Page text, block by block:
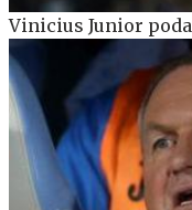
Vinicius Junior